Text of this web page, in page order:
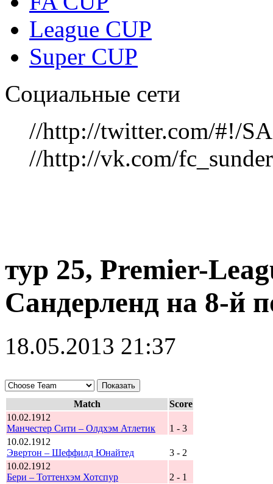
League CUP
Super CUP
Социальные сети
//http://twitter.com/#!/
//http://vk.com/
тур 25, Рremier-
Сандерленд на 8-й
18.05.2013 21:37
Match
Score
10.02.1912
Манчестер Сити – Олдхэм Атлетик
1 - 3
10.02.1912
Эвертон – Шеффилд Юнайтед
3 - 2
10.02.1912
Бери – Тоттенхэм Хотспур
2 - 1